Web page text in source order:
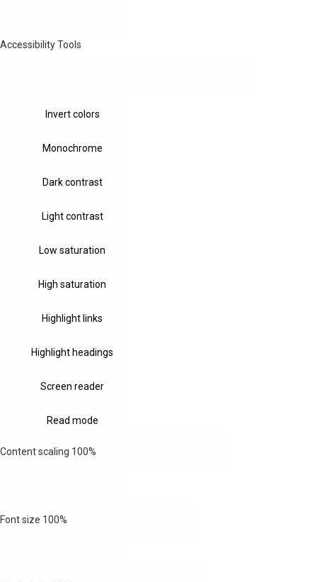
Accessibility Tools
Invert colors
Monochrome
Dark contrast
Light contrast
Low saturation
High saturation
Highlight links
Highlight headings
Screen reader
Read mode
Content scaling 100%
Font size 100%